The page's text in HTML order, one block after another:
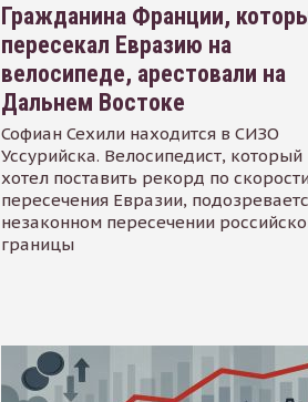
Гражданина Франции,
пересекал Евразию на
велосипеде, арестовали на
Дальнем Востоке
Софиан Сехили находится в СИЗО
Уссурийска. Велосипедист, который
хотел поставить рекорд по
пересечения Евразии,
незаконном пересечении
границы